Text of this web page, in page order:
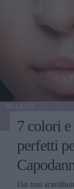
7 colori
perfetti
Dai toni